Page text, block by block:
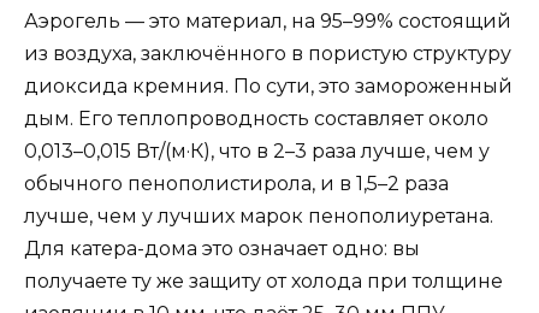
Аэрогель — это материал, на 95–99% состоящий
из воздуха, заключённого в пористую структуру
диоксида кремния. По сути, это замороженный
дым. Его теплопроводность составляет около
0,013–0,015 Вт/(м·К), что в 2–3 раза лучше, чем у
обычного пенополистирола, и в 1,5–2 раза
лучше, чем у лучших марок пенополиуретана.
Для катера-дома это означает одно: вы
получаете ту же защиту от холода при толщине